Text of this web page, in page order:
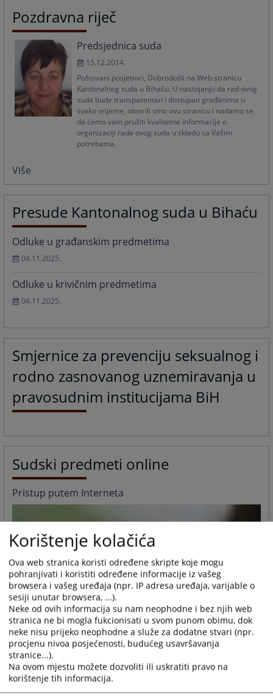
Pozdravna riječ
Predsjednica suda
15.12.2014.
Poštovani posjetioci, Dobrodošli na Web stranicu
Kantonalnog suda u Bihaću. U nastojanju da rad ovog
suda bude transparentan i dostupan građanima u
svako vrijeme, otvorili smo ovu stranicu i nadamo se
da ćemo vam pružiti kvalitetne informacije o
organizaciji rada ovog suda u skladu sa Vašim
potrebama.
Više
Presude Kantonalnog suda u Bihaću
Odluke u građanskim predmetima
04.11.2025.
Odluke u krivičnim predmetima
04.11.2025.
Smjernice za prevenciju seksualnog i
rodno zasnovanog uznemiravanja u
pravosudnim institucijama BiH
Sudski predmeti online
Pristup putem Interneta
Korištenje kolačića
Ova web stranica koristi određene skripte koje mogu
pohranjivati i koristiti određene informacije iz vašeg
browsera i vašeg uređaja (npr. IP adresa uređaja, varijable o
sesiji unutar browsera, ...).
Neke od ovih informacija su nam neophodne i bez njih web
stranica ne bi mogla fukcionisati u svom punom obimu, dok
neke nisu prijeko neophodne a služe za dodatne stvari (npr.
procjenu nivoa posjećenosti, budućeg usavršavanja
stranice...).
Na ovom mjestu možete dozvoliti ili uskratiti pravo na
korištenje tih informacija.